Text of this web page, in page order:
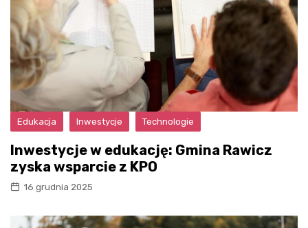
Edukacja Inwestycje Technologie
Inwestycje w edukację: Gmina Rawicz
zyska wsparcie z KPO
16 grudnia 2025